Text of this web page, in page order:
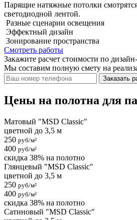
Парящие натяжные потолки
светодиодной лентой.
Разные сценарии освещения
Эффектный дизайн
Зонирование пространства
Смотреть работы
Закажите расчет cтоимости по
Мы составим полную смету на
Заказать
Цены на полотна для
Матовый "MSD Classic"
цветной до 3,5 м
250 руб/м²
400 руб/м²
скидка 38% на полотно
Глянцевый "MSD Classic"
цветной до 3,5 м
250 руб/м²
400 руб/м²
скидка 38% на полотно
Сатиновый "MSD Classic"